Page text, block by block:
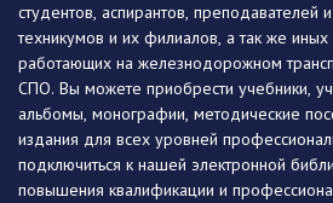
студентов, аспирантов, преподавателей
техникумов и их филиалов, а так же иных
работающих на железнодорожном
СПО. Вы можете приобрести учебники,
альбомы, монографии, методические
издания для всех уровней
подключиться к нашей электронной
повышения квалификации и